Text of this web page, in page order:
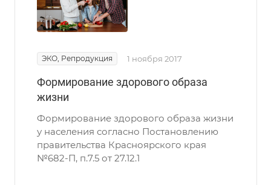
ЭКО, Репродукция 1 ноября 2017
Формирование здорового образа
жизни
Формирование здорового образа жизни
у населения согласно Постановлению
правительства Красноярского края
№682-П, п.7.5 от 27.12.1